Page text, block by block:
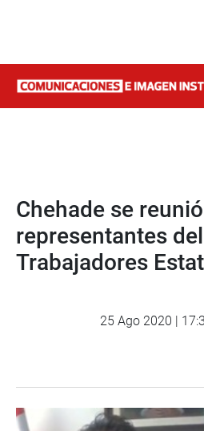
Chehade se
representantes
Trabajadores
25 Ago 2020 |